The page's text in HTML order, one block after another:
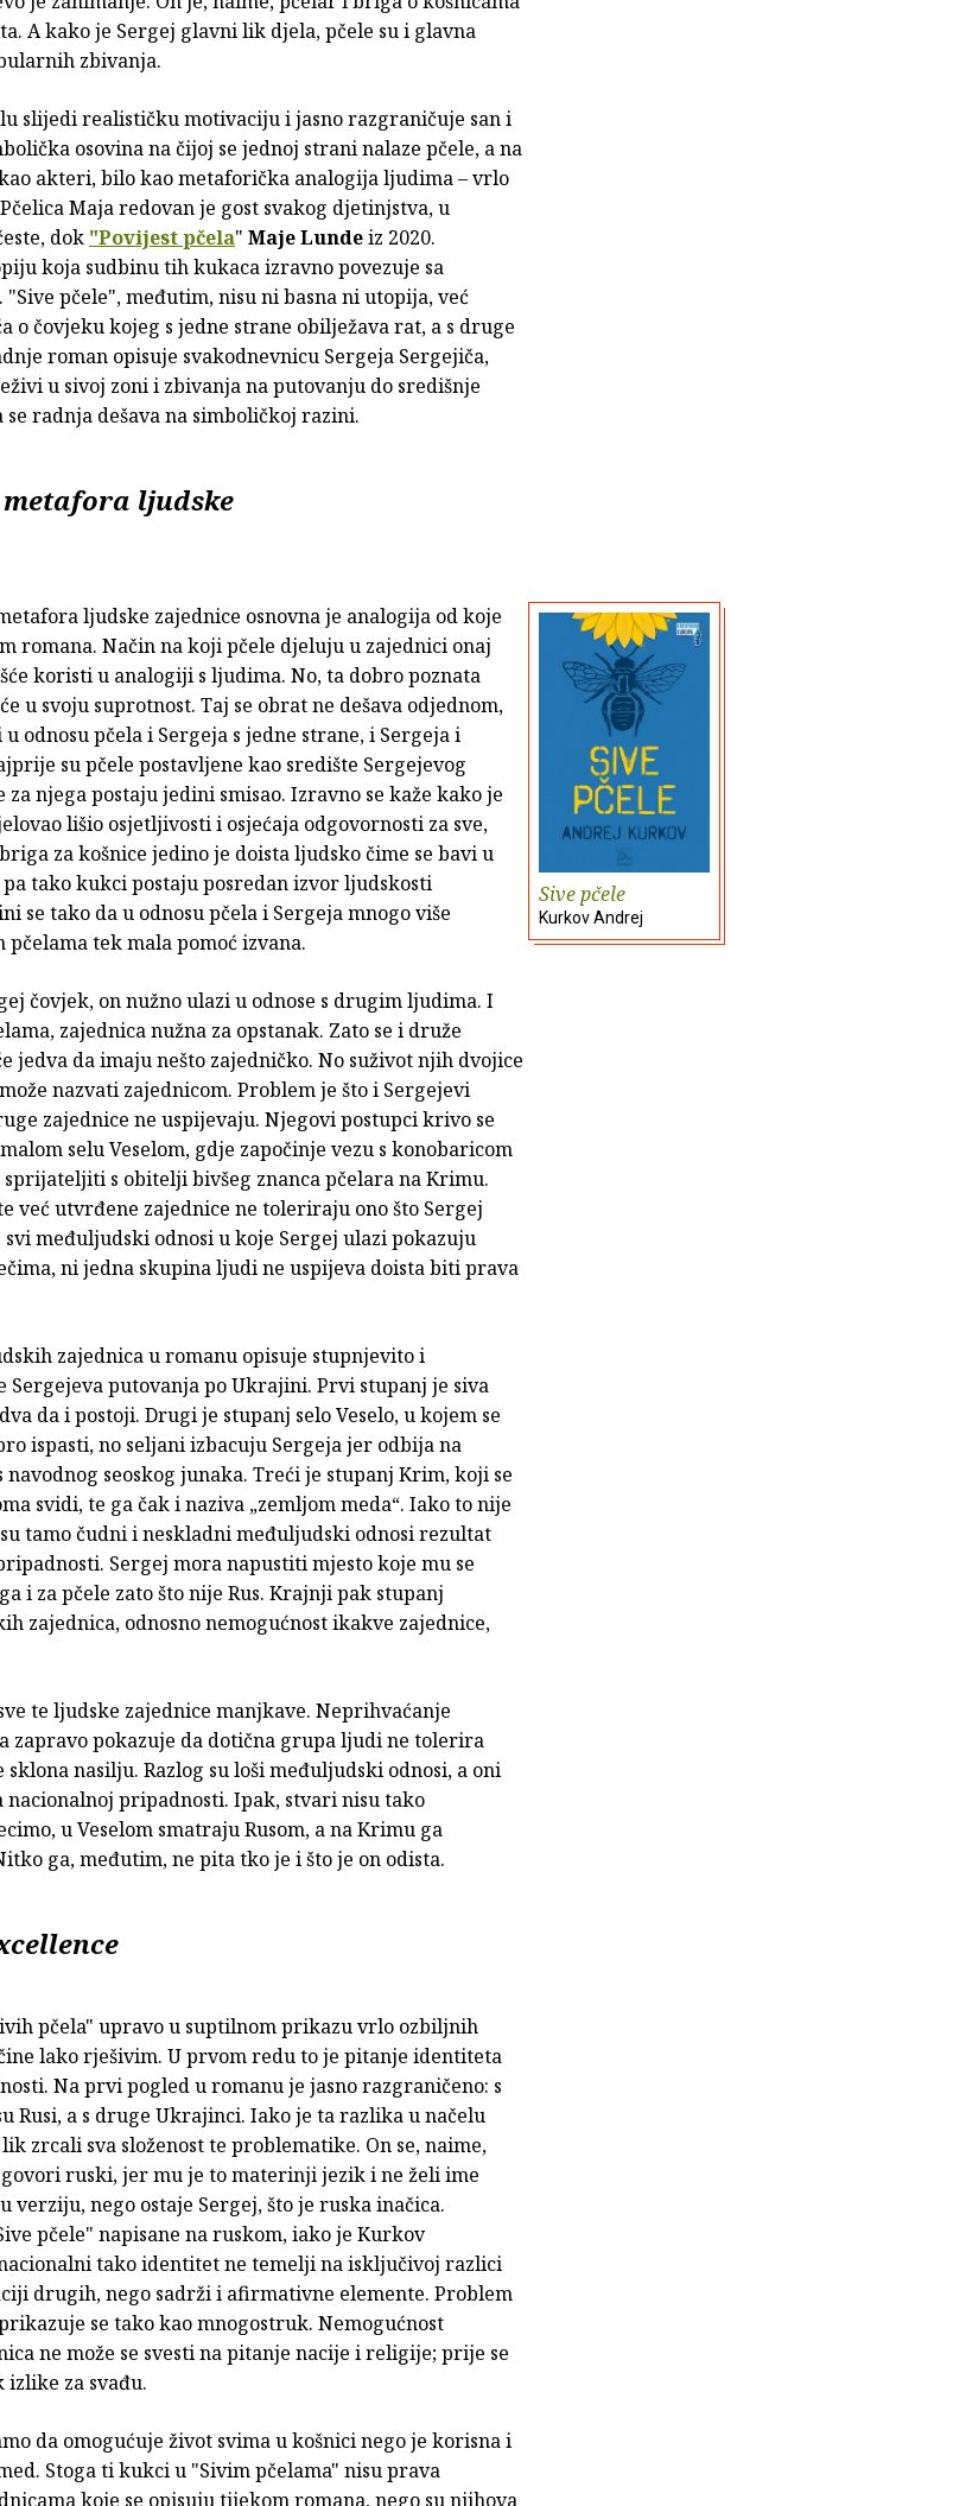
A kako je Sergej glavni lik djela, pčele su i glavna
zbivanja.
slijedi realističku motivaciju i jasno razgraničuje san i
osovina na čijoj se jednoj strani nalaze pčele, a na
akteri, bilo kao metaforička analogija ljudima – vrlo
Maja redovan je gost svakog djetinjstva, u
dok "Povijest pčela" Maje Lundeiz 2020.
koja sudbinu tih kukaca izravno povezuje sa
"Sive pčele", međutim, nisu ni basna ni utopija, već
o čovjeku kojeg s jedne strane obilježava rat, a s druge
roman opisuje svakodnevnicu Sergeja Sergejiča,
u sivoj zoni i zbivanja na putovanju do središnje
radnja dešava na simboličkoj razini.
ljudske
Sive pčele
Kurkov Andrej
ljudske zajednice osnovna je analogija od koje
romana. Način na koji pčele djeluju u zajednici onaj
koristi u analogiji s ljudima. No, ta dobro poznata
u svoju suprotnost. Taj se obrat ne dešava odjednom,
odnosu pčela i Sergeja s jedne strane, i Sergeja i
su pčele postavljene kao središte Sergejevog
za njega postaju jedini smisao. Izravno se kaže kako je
lišio osjetljivosti i osjećaja odgovornosti za sve,
za košnice jedino je doista ljudsko čime se bavi u
pa tako kukci postaju posredan izvor ljudskosti
se tako da u odnosu pčela i Sergeja mnogo više
pčelama tek mala pomoć izvana.
čovjek, on nužno ulazi u odnose s drugim ljudima. I
zajednica nužna za opstanak. Zato se i druže
jedva da imaju nešto zajedničko. No suživot njih dvojice
nazvati zajednicom. Problem je što i Sergejevi
zajednice ne uspijevaju. Njegovi postupci krivo se
selu Veselom, gdje započinje vezu s konobaricom
sprijateljiti s obitelji bivšeg znanca pčelara na Krimu.
već utvrđene zajednice ne toleriraju ono što Sergej
svi međuljudski odnosi u koje Sergej ulazi pokazuju
ni jedna skupina ljudi ne uspijeva doista biti prava
zajednica u romanu opisuje stupnjevito i
Sergejeva putovanja po Ukrajini. Prvi stupanj je siva
da i postoji. Drugi je stupanj selo Veselo, u kojem se
ispasti, no seljani izbacuju Sergeja jer odbija na
seoskog junaka. Treći je stupanj Krim, koji se
svidi, te ga čak i naziva „zemljom meda“. Iako to nije
su tamo čudni i neskladni međuljudski odnosi rezultat
Sergej mora napustiti mjesto koje mu se
i za pčele zato što nije Rus. Krajnji pak stupanj
zajednica, odnosno nemogućnost ikakve zajednice,
te ljudske zajednice manjkave. Neprihvaćanje
zapravo pokazuje da dotična grupa ljudi ne tolerira
nasilju. Razlog su loši međuljudski odnosi, a oni
nacionalnoj pripadnosti. Ipak, stvari nisu tako
u Veselom smatraju Rusom, a na Krimu ga
ga, međutim, ne pita tko je i što je on odista.
pčela" upravo u suptilnom prikazu vrlo ozbiljnih
lako rješivim. U prvom redu to je pitanje identiteta
Na prvi pogled u romanu je jasno razgraničeno: s
Rusi, a s druge Ukrajinci. Iako je ta razlika u načelu
zrcali sva složenost te problematike. On se, naime,
ruski, jer mu je to materinji jezik i ne želi ime
nego ostaje Sergej, što je ruska inačica.
pčele" napisane na ruskom, iako je Kurkov
tako identitet ne temelji na isključivoj razlici
drugih, nego sadrži i afirmativne elemente. Problem
se tako kao mnogostruk. Nemogućnost
ne može se svesti na pitanje nacije i religije; prije se
za svađu.
da omogućuje život svima u košnici nego je korisna i
Stoga ti kukci u "Sivim pčelama" nisu prava
koje se opisuju tijekom romana, nego su njihova